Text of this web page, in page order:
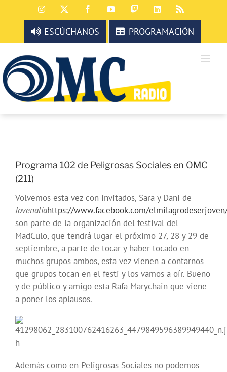
al
contenido
Instagram FacebookYouTubeTwitchLinkedIn
ESCÚCHANOS PROGRAMACIÓN
Programa 102 de Peligrosas Sociales en OMC
(211)
Volvemos esta vez con invitados, Sara y Dani de
Jovenaliahttps://www.facebook.com/
son parte de la organización del festival del
MadCulo, que tendrá lugar el próximo 27, 28 y 29 de
septiembre, a parte de tocar y haber tocado en
muchos grupos ambos, esta vez vienen a contarnos
que grupos tocan en el festi y los vamos a oír. Bueno
y de público y amigo esta Rafa Marychain que viene
a poner los aplausos.
h
Además como en Peligrosas Sociales no podemos